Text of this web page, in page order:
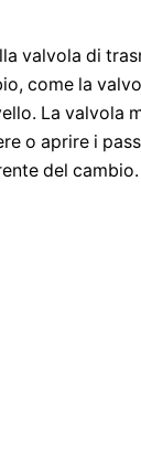
valvola di
come la
La valvola
o aprire i
del cambio.